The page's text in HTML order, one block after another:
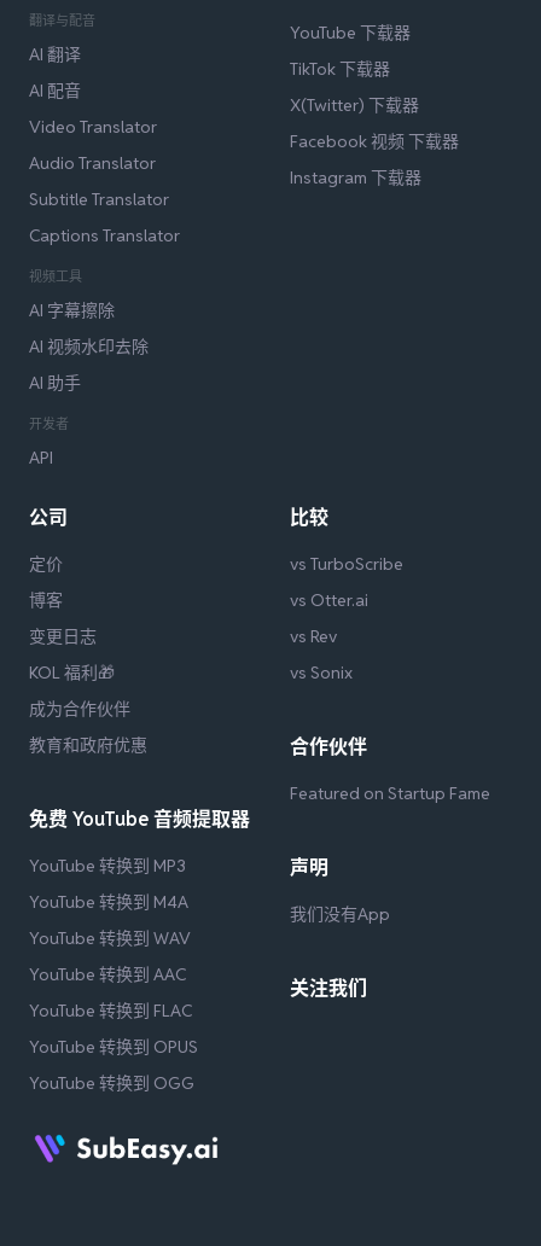
翻译与配音
AI 翻译
AI 配音
Video Translator
Audio Translator
Subtitle Translator
Captions Translator
视频工具
AI 字幕擦除
AI 视频水印去除
AI 助手
开发者
API
YouTube 下载器
TikTok 下载器
X(Twitter) 下载器
Facebook 视频 下载器
Instagram 下载器
公司
定价
博客
变更日志
KOL 福利🎁
成为合作伙伴
教育和政府优惠
免费 YouTube 音频提取器
YouTube 转换到 MP3
YouTube 转换到 M4A
YouTube 转换到 WAV
YouTube 转换到 AAC
YouTube 转换到 FLAC
YouTube 转换到 OPUS
YouTube 转换到 OGG
比较
vs TurboScribe
vs Otter.ai
vs Rev
vs Sonix
合作伙伴
Featured on Startup Fame
声明
我们没有App
关注我们